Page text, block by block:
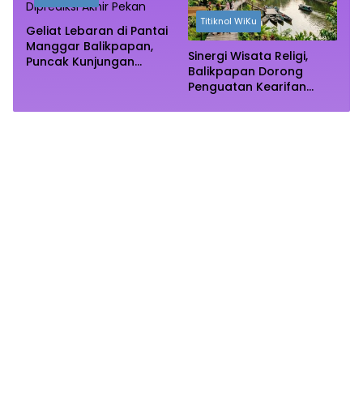
Geliat Lebaran di Pantai
Manggar Balikpapan,
Puncak Kunjungan
Titiknol WiKu
Sinergi Wisata Religi,
Balikpapan Dorong
Penguatan Kearifan